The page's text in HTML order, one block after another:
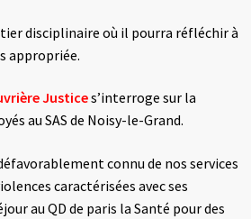
disciplinaire où il pourra réfléchir à
appropriée.
Justices’interroge sur la
au SAS de Noisy-le-Grand.
connu de nos services
caractérisées avec ses
au QD de paris la Santé pour des